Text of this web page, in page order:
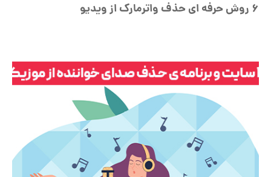
6 روش حرفه ای حذف واترمارک از ویدیو